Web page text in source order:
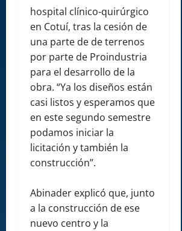
hospital clínico-quirúrgico
en Cotuí, tras la cesión de
una parte de de terrenos
por parte de Proindustria
para el desarrollo de la
obra. “Ya los diseños están
casi listos y esperamos que
en este segundo semestre
podamos iniciar la
licitación y también la
construcción”.
Abinader explicó que, junto
a la construcción de ese
nuevo centro y la